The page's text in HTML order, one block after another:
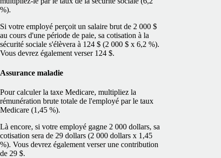
%).
Si votre employé perçoit un salaire brut de 2 000 $
au cours d'une période de paie, sa cotisation à la
sécurité sociale s'élèvera à 124 $ (2 000 $ x 6,2 %).
Vous devrez également verser 124 $.
Assurance maladie
Pour calculer la taxe Medicare, multipliez la
rémunération brute totale de l'employé par le taux
Medicare (1,45 %).
Là encore, si votre employé gagne 2 000 dollars, sa
cotisation sera de 29 dollars (2 000 dollars x 1,45
%). Vous devrez également verser une contribution
de 29 $.